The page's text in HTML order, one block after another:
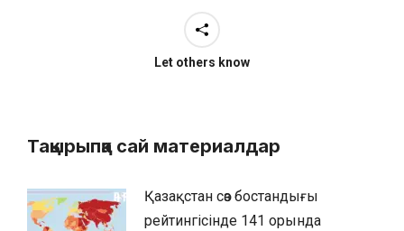
Let others know
Тақырыпқа сай материалдар
Қазақстан сөз бостандығы
рейтингісінде 141 орында